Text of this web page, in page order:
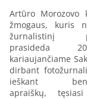
Artūro Morozovo
žmogaus, kuris
žurnalistinį
prasideda
kariaujančiame
dirbant
ieškant
apraiškų, tęsiasi